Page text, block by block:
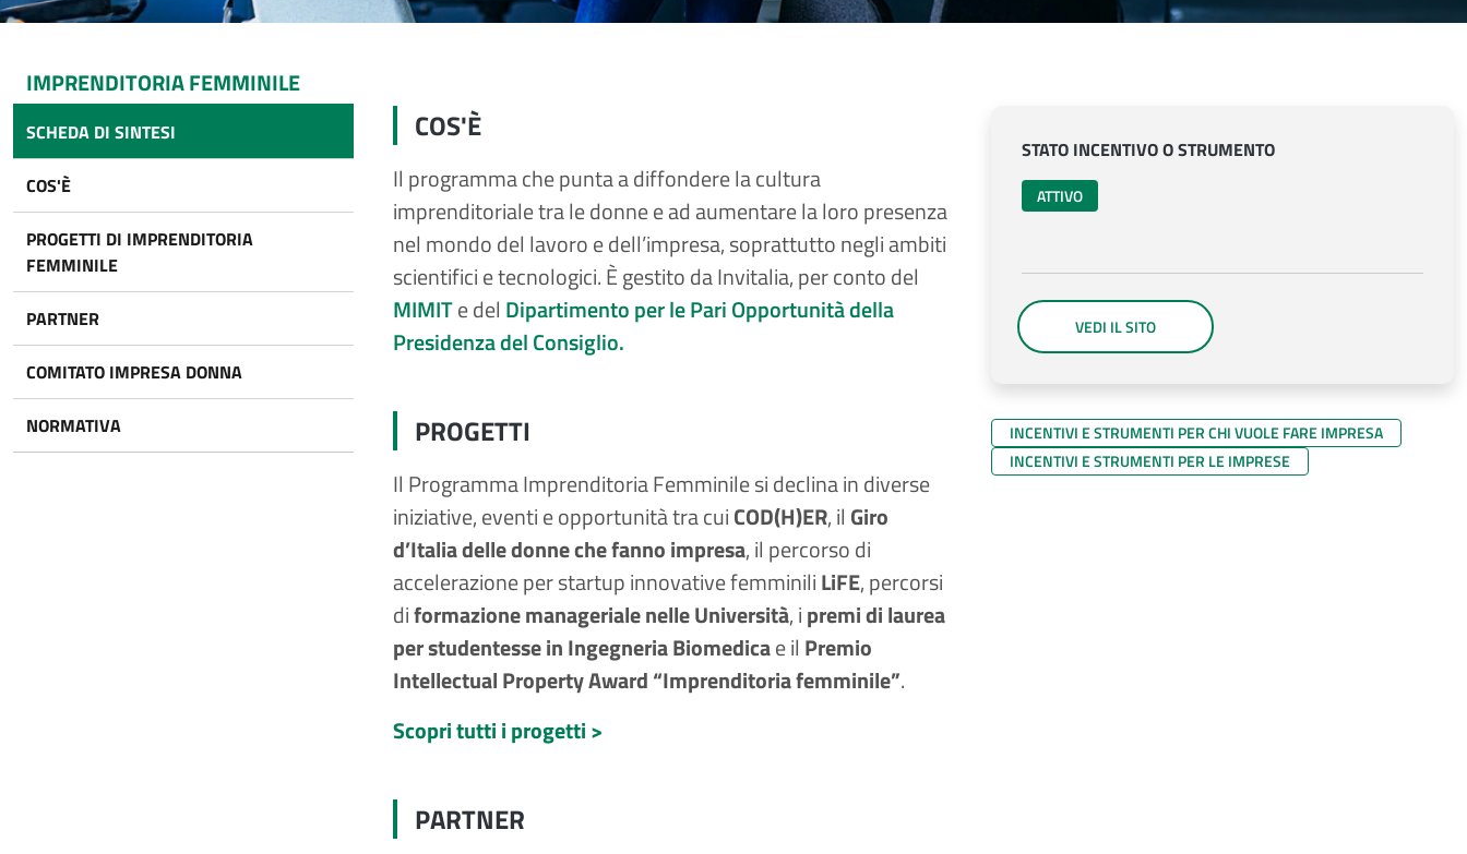
IMPRENDITORIA FEMMINILE
SCHEDA DI SINTESI
COS'È
PROGETTI DI IMPRENDITORIA
FEMMINILE
PARTNER
COMITATO IMPRESA DONNA
NORMATIVA
COS'È
Il programma che punta a diffondere la cultura
imprenditoriale tra le donne e ad aumentare la loro presenza
nel mondo del lavoro e dell’impresa, soprattutto negli ambiti
scientifici e tecnologici. È gestito da Invitalia, per conto del
MIMITe del Dipartimento per le Pari Opportunità della
Presidenza del Consiglio.
PROGETTI
Il Programma Imprenditoria Femminile si declina in diverse
iniziative, eventi e opportunità tra cuiCOD(H)ER, il Giro
d’Italia delle donne che fanno impresa, il percorso di
accelerazione per startup innovative femminiliLiFE, percorsi
diformazione manageriale nelle Università, ipremi di laurea
per studentesse in Ingegneria Biomedicae il Premio
Intellectual Property Award “Imprenditoria femminile”.
Scopri tutti i progetti >
PARTNER
STATO INCENTIVO O STRUMENTO
ATTIVO
VEDI IL SITO
INCENTIVI E STRUMENTI PER CHI VUOLE FARE IMPRESA
INCENTIVI E STRUMENTI PER LE IMPRESE